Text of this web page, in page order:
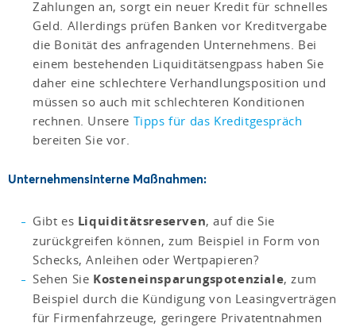
Zahlungen an, sorgt ein neuer Kredit für schnelles
Geld. Allerdings prüfen Banken vor Kreditvergabe
die Bonität des anfragenden Unternehmens. Bei
einem bestehenden Liquiditätsengpass haben Sie
daher eine schlechtere Verhandlungsposition und
müssen so auch mit schlechteren Konditionen
rechnen. Unsere Tipps für das Kreditgespräch
bereiten Sie vor.
Unternehmensinterne Maßnahmen:
Gibt es Liquiditätsreserven, auf die Sie
zurückgreifen können, zum Beispiel in Form von
Schecks, Anleihen oder Wertpapieren?
Sehen Sie Kosteneinsparungspotenziale, zum
Beispiel durch die Kündigung von Leasingverträgen
für Firmenfahrzeuge, geringere Privatentnahmen